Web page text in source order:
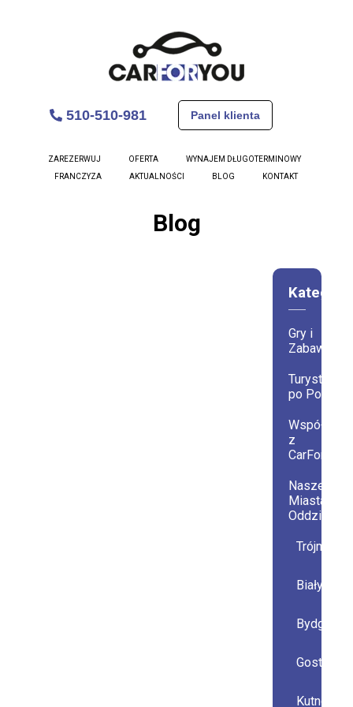
510-510-981 Panel klienta
ZAREZERWUJ OFERTA
WYNAJEM DŁUGOTERMINOWY
FRANCZYZA
AKTUALNOŚCI BLOG KONTAKT
Blog
Gry i
Zabawy
po Polsce
Współpraca
z
CarForYou
Nasze
Miasta i
Oddziały
Trójmiasto
Białystok
Gostynin
Kutno